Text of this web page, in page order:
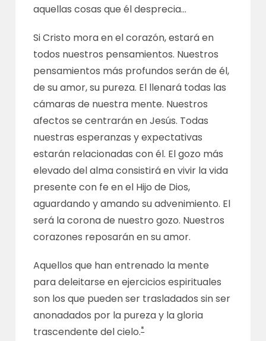
aquellas cosas que él desprecia…
Si Cristo mora en el corazón, estará en
todos nuestros pensamientos. Nuestros
pensamientos más profundos serán de él,
de su amor, su pureza. El llenará todas las
cámaras de nuestra mente. Nuestros
afectos se centrarán en Jesús. Todas
nuestras esperanzas y expectativas
estarán relacionadas con él. El gozo más
elevado del alma consistirá en vivir la vida
presente con fe en el Hijo de Dios,
aguardando y amando su advenimiento. El
será la corona de nuestro gozo. Nuestros
corazones reposarán en su amor.
Aquellos que han entrenado la mente
para deleitarse en ejercicios espirituales
son los que pueden ser trasladados sin ser
anonadados por la pureza y la gloria
trascendente del cielo.*